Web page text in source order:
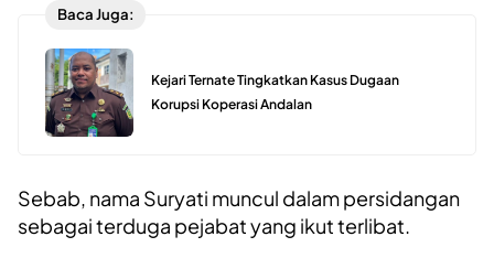
Baca Juga:
Kejari Ternate Tingkatkan Kasus Dugaan
Korupsi Koperasi Andalan
Sebab, nama Suryati muncul dalam persidangan
sebagai terduga pejabat yang ikut terlibat.